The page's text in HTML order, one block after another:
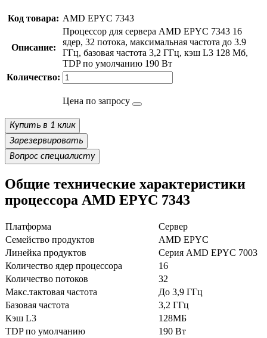
Код товара: AMD EPYC 7343
Описание:
Процессор для сервера AMD EPYC 7343 16
ядер, 32 потока, максимальная частота до 3.9
ГГц, базовая частота 3,2 ГГц, кэш L3 128 Мб,
TDP по умолчанию 190 Вт
Количество:
Цена по запросу
Купить в 1 клик
Зарезервировать
Вопрос специалисту
Общие технические характеристики
процессора AMD EPYC 7343
Платформа
Сервер
Семейство продуктов
AMD EPYC
Линейка продуктов
Серия AMD EPYC 7003
Количество ядер процессора
16
Количество потоков
32
Макс.тактовая частота
До 3,9 ГГц
Базовая частота
3,2 ГГц
Кэш L3
128МБ
TDP по умолчанию
190 Вт